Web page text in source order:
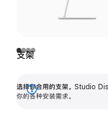
支架
选择你合用的支架。 Studio
你的各种安装需求。
展